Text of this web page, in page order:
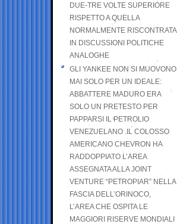
DUE-TRE VOLTE SUPERIORE
RISPETTO A QUELLA
NORMALMENTE RISCONTRATA
IN DISCUSSIONI POLITICHE
ANALOGHE
GLI YANKEE NON SI MUOVONO
MAI SOLO PER UN IDEALE:
ABBATTERE MADURO ERA
SOLO UN PRETESTO PER
PAPPARSI IL PETROLIO
VENEZUELANO .IL COLOSSO
AMERICANO CHEVRON HA
RADDOPPIATO L’AREA
ASSEGNATA ALLA JOINT
VENTURE “PETROPIAR” NELLA
FASCIA DELL’ORINOCO,
L’AREA CHE OSPITA LE
MAGGIORI RISERVE MONDIALI